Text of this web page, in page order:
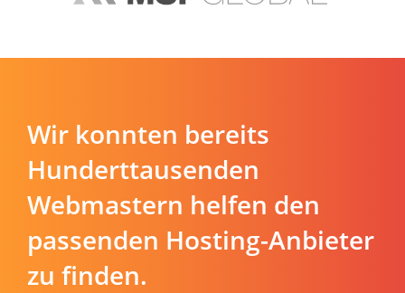
Wir konnten bereits
Hunderttausenden
Webmastern helfen den
passenden Hosting-Anbieter
zu finden.